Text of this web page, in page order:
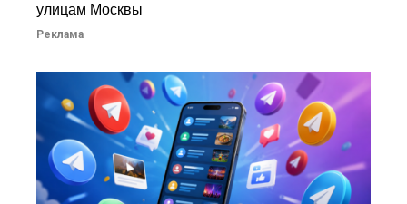
улицам Москвы
Реклама